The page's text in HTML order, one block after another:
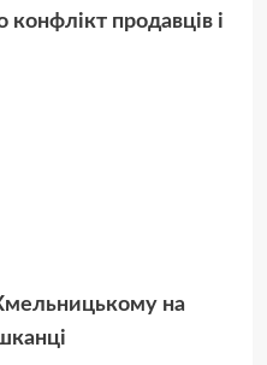
продавців і
на